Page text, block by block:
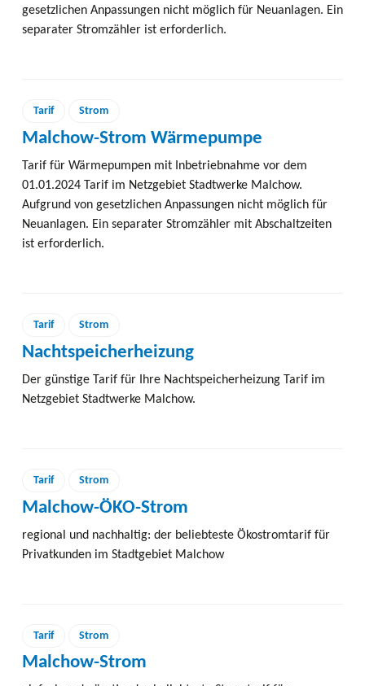
gesetzlichen Anpassungen nicht möglich für Neuanlagen. Ein
separater Stromzähler ist erforderlich.
Tarif Strom
Malchow-Strom Wärmepumpe
Tarif für Wärmepumpen mit Inbetriebnahme vor dem
01.01.2024 Tarif im Netzgebiet Stadtwerke Malchow.
Aufgrund von gesetzlichen Anpassungen nicht möglich für
Neuanlagen. Ein separater Stromzähler mit Abschaltzeiten
ist erforderlich.
Tarif Strom
Nachtspeicherheizung
Der günstige Tarif für Ihre Nachtspeicherheizung Tarif im
Netzgebiet Stadtwerke Malchow.
Tarif Strom
Malchow-ÖKO-Strom
regional und nachhaltig: der beliebteste Ökostromtarif für
Privatkunden im Stadtgebiet Malchow
Tarif Strom
Malchow-Strom